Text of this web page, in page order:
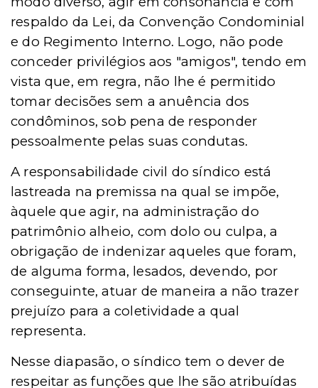
respaldo da Lei, da Convenção Condominial
e do Regimento Interno. Logo, não pode
conceder privilégios aos "amigos", tendo em
vista que, em regra, não lhe é permitido
tomardecisões sem a anuência dos
condôminos, sob pena de responder
pessoalmente pelas suas condutas.
A responsabilidade civil do síndico está
lastreada na premissa na qual se impõe,
àquele que agir, na administração do
patrimônio alheio, com dolo ou culpa, a
obrigação de indenizar aqueles que foram,
de alguma forma, lesados, devendo, por
conseguinte, atuar de maneira a não trazer
prejuízo para a coletividade a qual
representa.
Nesse diapasão, o síndico tem o dever de
respeitar as funções que lhe são atribuídas